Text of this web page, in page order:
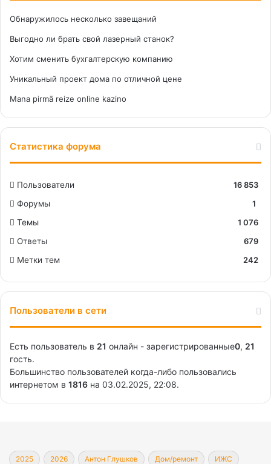
Обнаружилось несколько завещаний
Выгодно ли брать свой лазерный станок?
Хотим сменить бухгалтерскую компанию
Уникальный проект дома по отличной цене
Mana pirmā reize online kazino
Статистика форума
Пользователи
16 853
Форумы
1
Темы
1 076
Ответы
679
Метки тем
242
Пользователи в сети
Есть пользователь в 21 онлайн - зарегистрированные0, 21
гость.
Большинство пользователей когда-либо пользовались
интернетом в 1816 на 03.02.2025, 22:08.
2025 2026 Антон Глушков Дом/ремонт ИЖС